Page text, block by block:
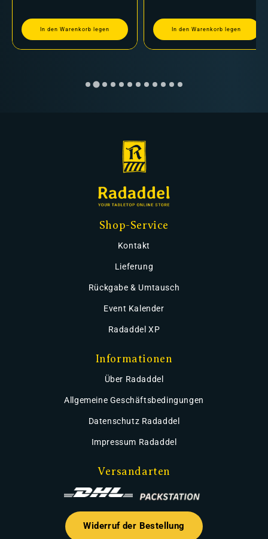
In den Warenkorb legen In den Warenkorb legen
Shop-Service
Kontakt
Lieferung
Rückgabe & Umtausch
Event Kalender
Radaddel XP
Informationen
Über Radaddel
Allgemeine Geschäftsbedingungen
Datenschutz Radaddel
Impressum Radaddel
Versandarten
Widerruf der Bestellung